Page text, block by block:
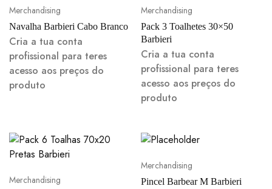
Merchandising
Navalha Barbieri Cabo Branco
Cria a tua conta
profissional para teres
acesso aos preços do
produto
Merchandising
Pack 3 Toalhetes 30×50
Barbieri
Cria a tua conta
profissional para teres
acesso aos preços do
produto
Merchandising
Merchandising
Pincel Barbear M Barbieri